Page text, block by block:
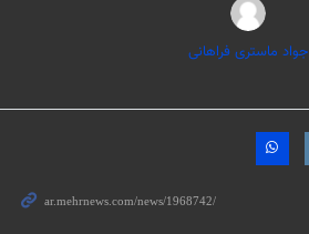
جواد ماستری فراهانی